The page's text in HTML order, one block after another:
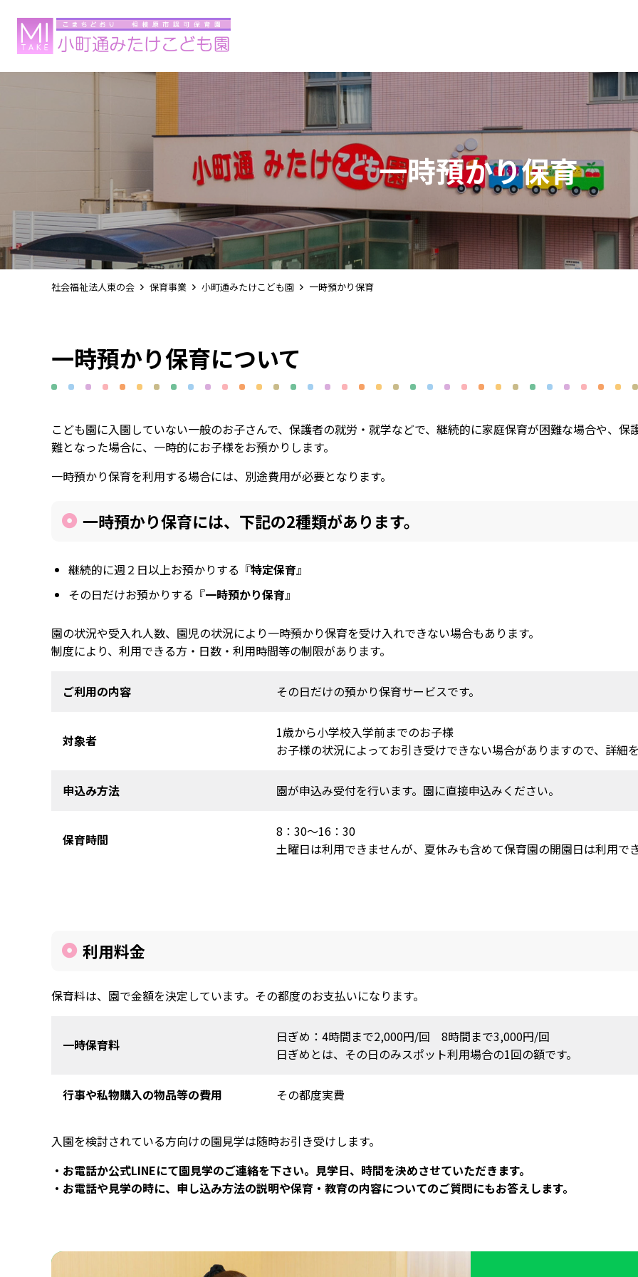
一時預かり保育
社会福祉法人東の会 保育事業 小町通みたけこども園 一時預かり保育
一時預かり保育について
こども園に入園していない一般のお子さんで、保護者の就労・就学などで、継続的に家庭保育が困難な場合や、
難となった場合に、一時的にお子様をお預かりします。
一時預かり保育を利用する場合には、別途費用が必要となります。
一時預かり保育には、下記の2種類があります。
継続的に週２日以上お預かりする『特定保育』
その日だけお預かりする『一時預かり保育』
園の状況や受入れ人数、園児の状況により一時預かり保育を受け入れできない場合もあります。
制度により、利用できる方・日数・利用時間等の制限があります。
ご利用の内容 その日だけの預かり保育サービスです。
対象者
1歳から小学校入学前までのお子様
お子様の状況によってお引き受けできない場合がありますので、詳細
申込み方法 園が申込み受付を行います。園に直接申込みください。
保育時間
8：30～16：30
土曜日は利用できませんが、夏休みも含めて保育園の開園日は利用で
利用料金
保育料は、園で金額を決定しています。その都度のお支払いになります。
一時保育料
日ぎめ：4時間まで2,000円/回 8時間まで3,000円/回
日ぎめとは、その日のみスポット利用場合の1回の額です。
行事や私物購入の物品等の費用 その都度実費
入園を検討されている方向けの園見学は随時お引き受けします。
・お電話か公式LINEにて園見学のご連絡を下さい。見学日、時間を決めさせていただきます。
・お電話や見学の時に、申し込み方法の説明や保育・教育の内容についてのご質問にもお答えします。